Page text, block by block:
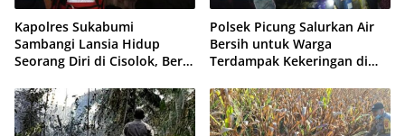
Kapolres Sukabumi
Sambangi Lansia Hidup
Seorang Diri di Cisolok, Beri
Kesehatan
Polsek Picung Salurkan Air
Bersih untuk Warga
Terdampak Kekeringan di